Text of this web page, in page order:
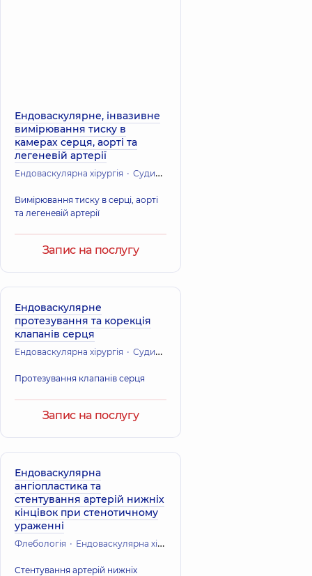
Ендоваскулярне, інвазивне
вимірювання тиску в
камерах серця, аорті та
легеневій артерії
Ендоваскулярна хірургія Судинна хірургія
Вимірювання тиску в серці, аорті
та легеневій артерії
Запис на послугу
Ендоваскулярне
протезування та корекція
клапанів серця
Ендоваскулярна хірургія Судинна хірургія
Протезування клапанів серця
Запис на послугу
Ендоваскулярна
ангіопластика та
стентування артерій нижніх
кінцівок при стенотичному
ураженні
Флебологія Ендоваскулярна хірургія
Стентування артерій нижніх